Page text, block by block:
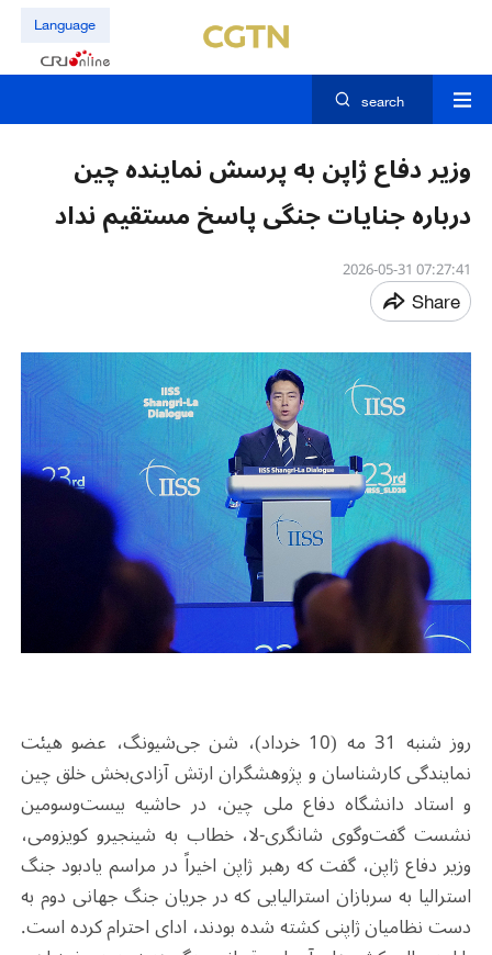
Language
search
وزیر دفاع ژاپن به پرسش نماینده چین
درباره جنایات جنگی پاسخ مستقیم نداد
07:27:41 2026-05-31
Share
روز شنبه 31 مه (10 خرداد)، شن جی‌شیونگ، عضو هیئت
نمایندگی کارشناسان و پژوهشگران ارتش آزادی‌بخش خلق چین
و استاد دانشگاه دفاع ملی چین، در حاشیه بیست‌وسومین
نشست گفت‌وگوی شانگری-لا، خطاب به شینجیرو کویزومی،
وزیر دفاع ژاپن، گفت که رهبر ژاپن اخیراً در مراسم یادبود جنگ
استرالیا به سربازان استرالیایی که در جریان جنگ جهانی دوم به
دست نظامیان ژاپنی کشته شده بودند، ادای احترام کرده است.